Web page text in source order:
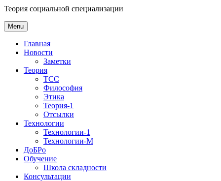
Теория социальной специализации
Menu
Главная
Новости
Заметки
Теория
ТСС
Философия
Этика
Теория-1
Отсылки
Технологии
Технологии-1
Технологии-М
ДоБРо
Обучение
Школа складности
Консультации